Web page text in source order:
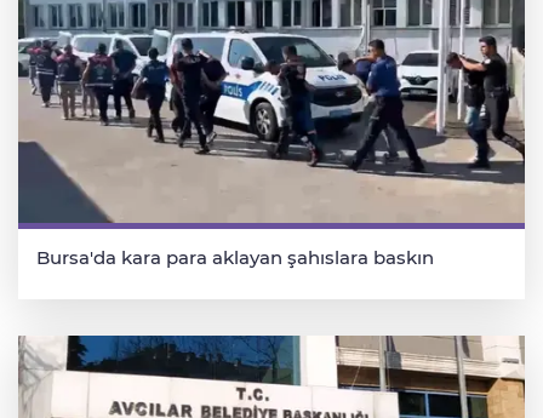
Bursa'da kara para aklayan şahıslara baskın